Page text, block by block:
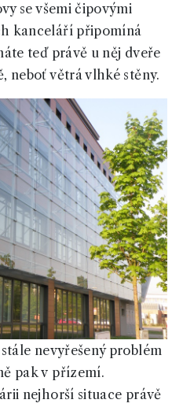
se všemi čipovými
kanceláří připomíná
teď právě u něj dveře
neboť větrá vlhké stěny.
nevyřešený problém
pak v přízemí.
nejhorší situace právě